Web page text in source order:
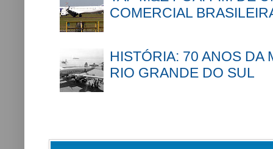
COMERCIAL
HISTÓRIA: 70 ANOS DA
RIO GRANDE DO SUL